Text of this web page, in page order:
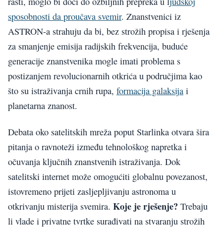
sposobnosti da proučava svemir. Znanstvenici iz
ASTRON-a strahuju da bi, bez strožih propisa i rješenja
za smanjenje emisija radijskih frekvencija, buduće
generacije znanstvenika mogle imati problema s
postizanjem revolucionarnih otkrića u područjima kao
što su istraživanja crnih rupa, formacija galaksija i
planetarna znanost.
Debata oko satelitskih mreža poput Starlinka otvara šira
pitanja o ravnoteži između tehnološkog napretka i
očuvanja ključnih znanstvenih istraživanja. Dok
satelitski internet može omogućiti globalnu povezanost,
istovremeno prijeti zasljepljivanju astronoma u
otkrivanju misterija svemira. Koje je rješenje? Trebaju
li vlade i privatne tvrtke surađivati na stvaranju strožih